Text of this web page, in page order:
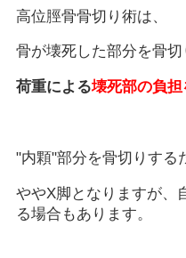
高位脛骨骨切り術は、
骨が壊死した部分を骨切
荷重による壊死部の負担
"内顆"部分を骨切りする
ややX脚となりますが、
る場合もあります。